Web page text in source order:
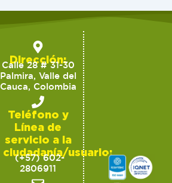
Dirección:
Calle 28 # 31-30
Palmira, Valle del
Cauca, Colombia
Teléfono y
Línea de
servicio a la
ciudadanía/usuario:
(+57) 602-
2806911